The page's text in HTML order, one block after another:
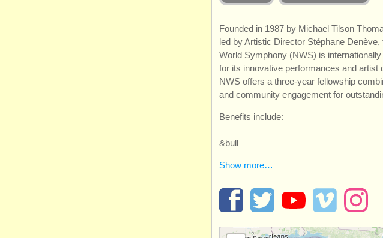
Founded in 1987 by Michael Tilson
led by Artistic Director Stéphane Denève,
World Symphony (NWS) is
for its innovative performances and artist
NWS offers a three-year fellowship
and community engagement for
Benefits include:
&bull
Show more…